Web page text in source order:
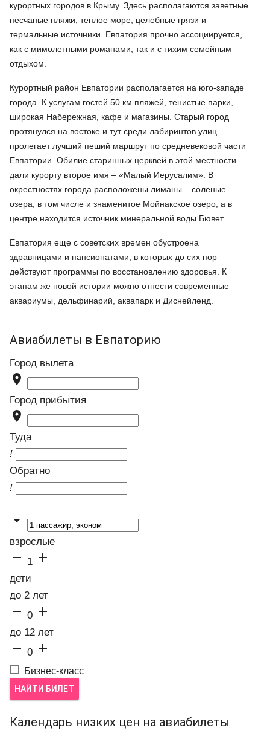
курортных городов в Крыму. Здесь располагаются заветные
песчаные пляжи, теплое море, целебные грязи и
термальные источники. Евпатория прочно ассоциируется,
как с мимолетными романами, так и с тихим семейным
отдыхом.
Курортный район Евпатории располагается на юго-западе
города. К услугам гостей 50 км пляжей, тенистые парки,
широкая Набережная, кафе и магазины. Старый город
протянулся на востоке и тут среди лабиринтов улиц
пролегает лучший пеший маршрут по средневековой части
Евпатории. Обилие старинных церквей в этой местности
дали курорту второе имя – «Малый Иерусалим». В
окрестностях города расположены лиманы – соленые
озера, в том числе и знаменитое Мойнакское озеро, а в
центре находится источник минеральной воды Бювет.
Евпатория еще с советских времен обустроена
здравницами и пансионатами, в которых до сих пор
действуют программы по восстановлению здоровья. К
этапам же новой истории можно отнести современные
аквариумы, дельфинарий, аквапарк и Диснейленд.
Авиабилеты в Евпаторию
Город вылета

Город прибытия

Туда
!
Обратно
!

взрослые
 1 
дети
до 2 лет
 0 
до 12 лет
 0 
Бизнес-класс
НАЙТИ БИЛЕТ
Календарь низких цен на авиабилеты